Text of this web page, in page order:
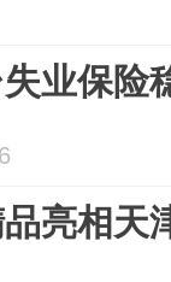
业保险
亮相天